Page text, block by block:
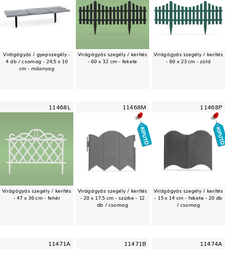
Virágágyás / gyepszegély -
4 db / csomag - 24,5 x 10
cm - műanyag
Virágágyás szegély / kerítés
- 60 x 32 cm - fekete
Virágágyás szegély / kerítés
- 60 x 23 cm - zöld
11468L
Virágágyás szegély / kerítés
- 47 x 36 cm - fehér
11468M
Virágágyás szegély / kerítés
- 20 x 17,5 cm - szürke - 12
db / csomag
11468P
Virágágyás szegély / kerítés
- 15 x 14 cm - fekete - 20 db
/ csomag
11471A 11471B 11474A